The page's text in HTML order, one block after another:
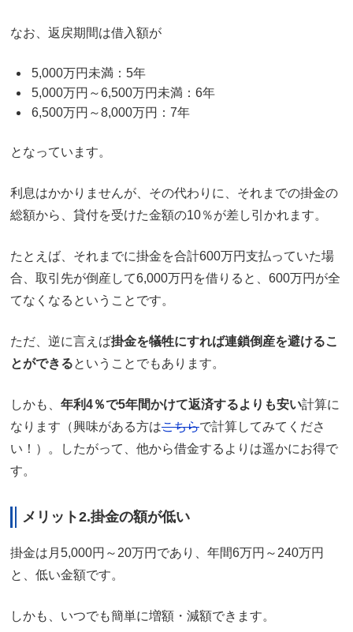
なお、返戻期間は借入額が
5,000万円未満：5年
5,000万円～6,500万円未満：6年
6,500万円～8,000万円：7年
となっています。
利息はかかりませんが、その代わりに、それまでの掛金の
総額から、貸付を受けた金額の10％が差し引かれます。
たとえば、それまでに掛金を合計600万円支払っていた場
合、取引先が倒産して6,000万円を借りると、600万円が全
てなくなるということです。
ただ、逆に言えば掛金を犠牲にすれば連鎖倒産を避けるこ
とができるということでもあります。
しかも、 年利4％で5年間かけて返済するよりも安い計算に
なります（興味がある方はこちらで計算してみてくださ
い！）。したがって、他から借金するよりは遥かにお得で
す。
メリット2.掛金の額が低い
掛金は月5,000円～20万円であり、年間6万円～240万円
と、低い金額です。
しかも、いつでも簡単に増額・減額できます。